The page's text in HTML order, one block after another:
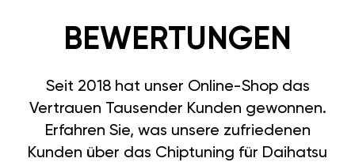
BEWERTUNGEN
Seit 2018 hat unser Online-Shop das
Vertrauen Tausender Kunden gewonnen.
Erfahren Sie, was unsere zufriedenen
Kunden über das Chiptuning für Daihatsu